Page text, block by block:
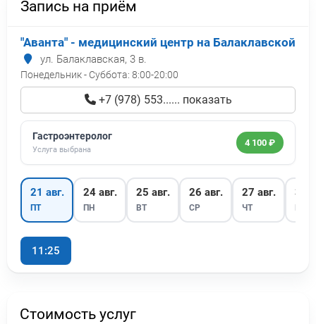
Запись на приём
"Аванта" - медицинский центр на Балаклавской
ул. Балаклавская, 3 в.
Понедельник - Суббота: 8:00-20:00
+7 (978) 553...... показать
Гастроэнтеролог
Услуга выбрана
4 100 ₽
21 авг.
ПТ
24 авг.
ПН
25 авг.
ВТ
26 авг.
СР
27 авг.
ЧТ
31
11:25
Стоимость услуг